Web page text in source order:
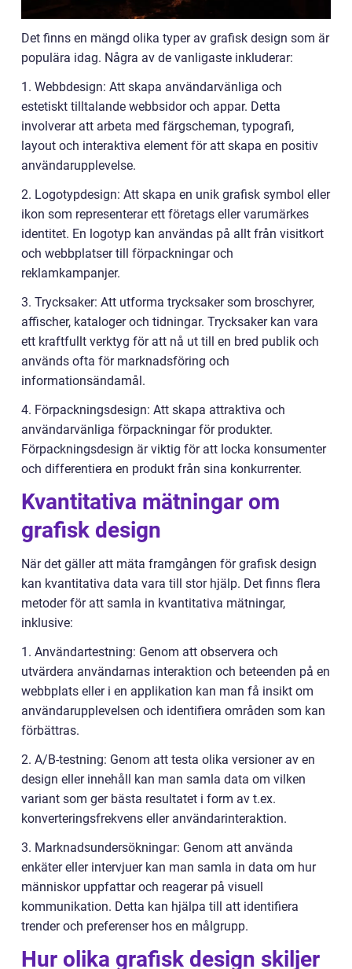
Det finns en mängd olika typer av grafisk design som är
populära idag. Några av de vanligaste inkluderar:
1. Webbdesign: Att skapa användarvänliga och
estetiskt tilltalande webbsidor och appar. Detta
involverar att arbeta med färgscheman, typografi,
layout och interaktiva element för att skapa en positiv
användarupplevelse.
2. Logotypdesign: Att skapa en unik grafisk symbol eller
ikon som representerar ett företags eller varumärkes
identitet. En logotyp kan användas på allt från visitkort
och webbplatser till förpackningar och
reklamkampanjer.
3. Trycksaker: Att utforma trycksaker som broschyrer,
affischer, kataloger och tidningar. Trycksaker kan vara
ett kraftfullt verktyg för att nå ut till en bred publik och
används ofta för marknadsföring och
informationsändamål.
4. Förpackningsdesign: Att skapa attraktiva och
användarvänliga förpackningar för produkter.
Förpackningsdesign är viktig för att locka konsumenter
och differentiera en produkt från sina konkurrenter.
Kvantitativa mätningar om
grafisk design
När det gäller att mäta framgången för grafisk design
kan kvantitativa data vara till stor hjälp. Det finns flera
metoder för att samla in kvantitativa mätningar,
inklusive:
1. Användartestning: Genom att observera och
utvärdera användarnas interaktion och beteenden på en
webbplats eller i en applikation kan man få insikt om
användarupplevelsen och identifiera områden som kan
förbättras.
2. A/B-testning: Genom att testa olika versioner av en
design eller innehåll kan man samla data om vilken
variant som ger bästa resultatet i form av t.ex.
konverteringsfrekvens eller användarinteraktion.
3. Marknadsundersökningar: Genom att använda
enkäter eller intervjuer kan man samla in data om hur
människor uppfattar och reagerar på visuell
kommunikation. Detta kan hjälpa till att identifiera
trender och preferenser hos en målgrupp.
Hur olika grafisk design skiljer